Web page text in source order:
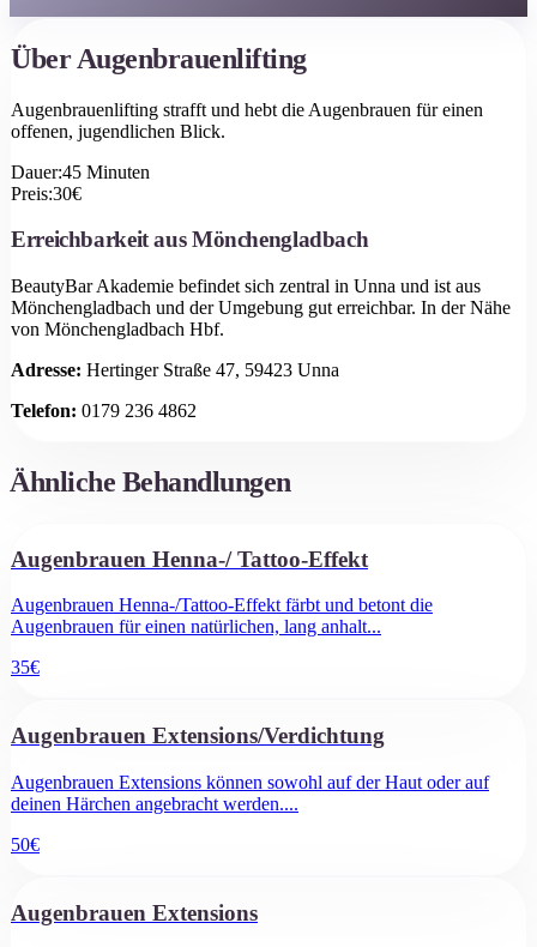
ÜberAugenbrauenlifting
Augenbrauenlifting strafft und hebt die Augenbrauen für einen
offenen, jugendlichen Blick.
Dauer:45 Minuten
Preis:30€
Erreichbarkeit ausMönchengladbach
BeautyBar Akademie befindet sich zentral in Unna und ist aus
Mönchengladbach und der Umgebung gut erreichbar. In der Nähe
von Mönchengladbach Hbf.
Adresse: Hertinger Straße 47, 59423 Unna
Telefon: 0179 236 4862
Ähnliche Behandlungen
Augenbrauen Henna-/ Tattoo-Effekt
Augenbrauen Henna-/Tattoo-Effekt färbt und betont die
Augenbrauen für einen natürlichen, lang anhalt...
35€
Augenbrauen Extensions/Verdichtung
Augenbrauen Extensions können sowohl auf der Haut oder auf
deinen Härchen angebracht werden....
50€
Augenbrauen Extensions